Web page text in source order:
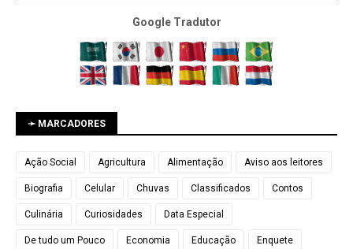
Google Tradutor
➛ MARCADORES
Ação Social Agricultura Alimentação Aviso aos leitores
Biografia Celular Chuvas Classificados Contos
Culinária Curiosidades Data Especial
De tudo um Pouco Economia Educação Enquete